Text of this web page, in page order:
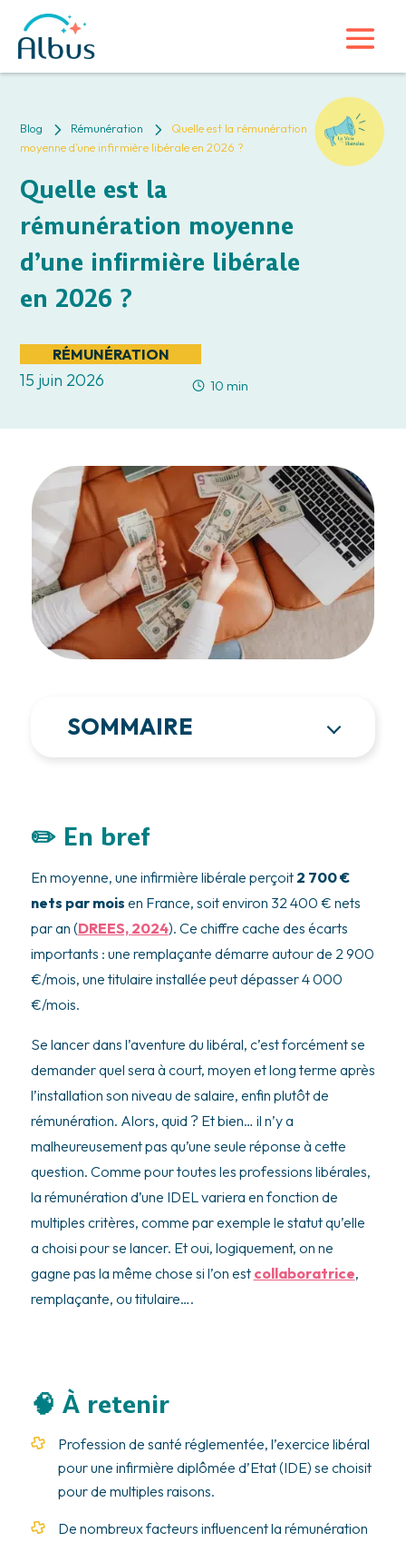
Blog 5 Rémunération 5
Quelle est la rémunération
moyenne d’une infirmière libérale en 2026 ?
Quelle est la
rémunération moyenne
d’une infirmière libérale
en 2026 ?
RÉMUNÉRATION
15 juin 2026 10 min
SOMMAIRE
✏️ En bref
En moyenne, une infirmière libérale perçoit 2 700 €
nets par mois en France, soit environ 32 400 € nets
par an (DREES, 2024). Ce chiffre cache des écarts
importants : une remplaçante démarre autour de 2 900
€/mois, une titulaire installée peut dépasser 4 000
€/mois.
Se lancer dans l’aventure du libéral, c’est forcément se
demander quel sera à court, moyen et long terme après
l’installation son niveau de salaire, enfin plutôt de
rémunération. Alors, quid ? Et bien… il n’y a
malheureusement pas qu’une seule réponse à cette
question. Comme pour toutes les professions libérales,
la rémunération d’une IDEL variera en fonction de
multiples critères, comme par exemple le statut qu’elle
a choisi pour se lancer. Et oui, logiquement, on ne
gagne pas la même chose si l’on est collaboratrice,
remplaçante, ou titulaire….
🧠 À retenir
Profession de santé réglementée, l’exercice libéral
pour une infirmière diplômée d’Etat (IDE) se choisit
pour de multiples raisons.
De nombreux facteurs influencent la rémunération